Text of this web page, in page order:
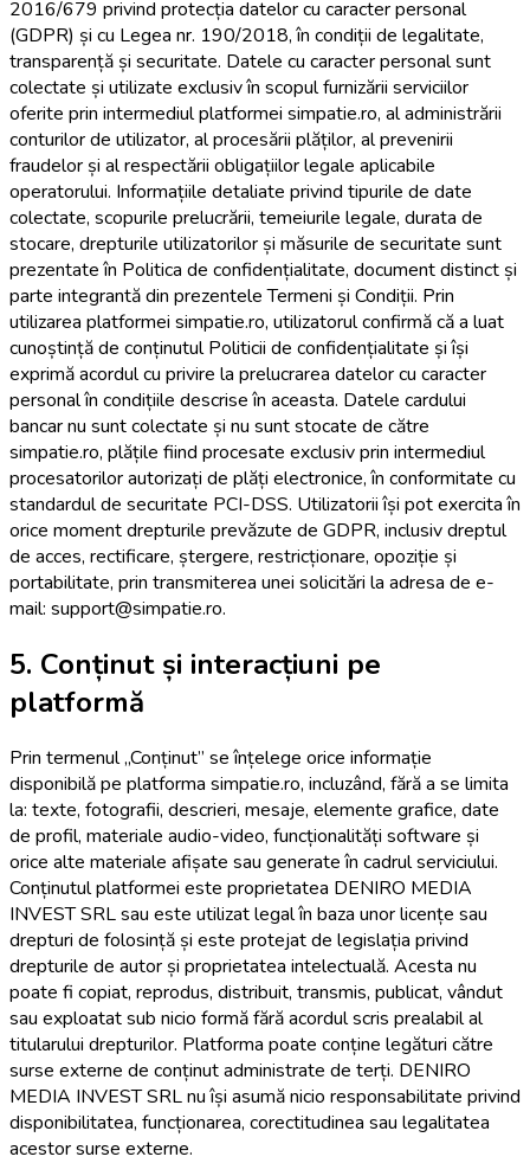
2016/679 privind protecția datelor cu caracter personal
(GDPR) și cu Legea nr. 190/2018, în condiții de legalitate,
transparență și securitate. Datele cu caracter personal sunt
colectate și utilizate exclusiv în scopul furnizării serviciilor
oferite prin intermediul platformei simpatie.ro, al administrării
conturilor de utilizator, al procesării plăților, al prevenirii
fraudelor și al respectării obligațiilor legale aplicabile
operatorului. Informațiile detaliate privind tipurile de date
colectate, scopurile prelucrării, temeiurile legale, durata de
stocare, drepturile utilizatorilor și măsurile de securitate sunt
prezentate în Politica de confidențialitate, document distinct și
parte integrantă din prezentele Termeni și Condiții. Prin
utilizarea platformei simpatie.ro, utilizatorul confirmă că a luat
cunoștință de conținutul Politicii de confidențialitate și își
exprimă acordul cu privire la prelucrarea datelor cu caracter
personal în condițiile descrise în aceasta. Datele cardului
bancar nu sunt colectate și nu sunt stocate de către
simpatie.ro, plățile fiind procesate exclusiv prin intermediul
procesatorilor autorizați de plăți electronice, în conformitate cu
standardul de securitate PCI-DSS. Utilizatorii își pot exercita în
orice moment drepturile prevăzute de GDPR, inclusiv dreptul
de acces, rectificare, ștergere, restricționare, opoziție și
portabilitate, prin transmiterea unei solicitări la adresa de e-
mail: support@simpatie.ro.
5. Conținut și interacțiuni pe
platformă
Prin termenul „Conținut” se înțelege orice informație
disponibilă pe platforma simpatie.ro, incluzând, fără a se limita
la: texte, fotografii, descrieri, mesaje, elemente grafice, date
de profil, materiale audio-video, funcționalități software și
orice alte materiale afișate sau generate în cadrul serviciului.
Conținutul platformei este proprietatea DENIRO MEDIA
INVEST SRL sau este utilizat legal în baza unor licențe sau
drepturi de folosință și este protejat de legislația privind
drepturile de autor și proprietatea intelectuală. Acesta nu
poate fi copiat, reprodus, distribuit, transmis, publicat, vândut
sau exploatat sub nicio formă fără acordul scris prealabil al
titularului drepturilor. Platforma poate conține legături către
surse externe de conținut administrate de terți. DENIRO
MEDIA INVEST SRL nu își asumă nicio responsabilitate privind
disponibilitatea, funcționarea, corectitudinea sau legalitatea
acestor surse externe.